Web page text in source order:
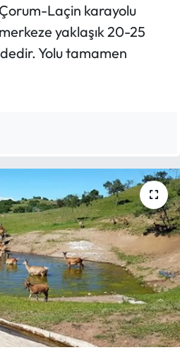
Laçin karayolu
yaklaşık 20-25
Yolu tamamen